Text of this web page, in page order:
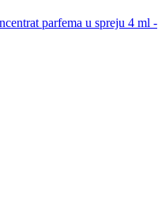
parfema u spreju 4 ml -